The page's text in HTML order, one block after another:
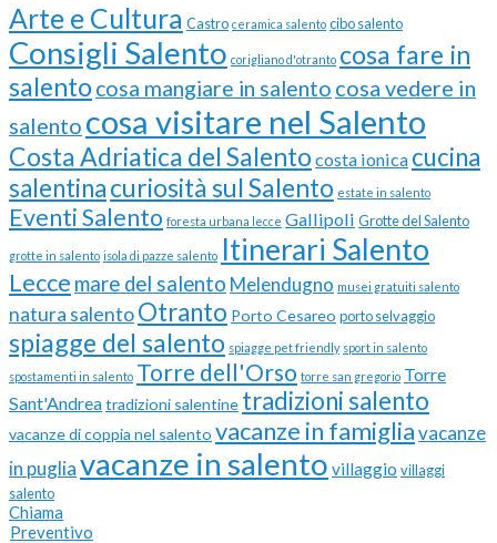
Arte e Cultura Castro ceramica salento cibo salento
Consigli Salento corigliano d'otranto cosa fare in
salentocosa mangiare in salento cosa vedere in
salento cosa visitare nel Salento
Costa Adriatica del Salento costa ionica cucina
salentinacuriosità sul Salento estate in salento
Eventi Salento foresta urbana lecce Gallipoli Grotte del Salento
grotte in salento isola di pazze salento Itinerari Salento
Lecce mare del salento Melendugno musei gratuiti salento
natura salentoOtranto Porto Cesareo porto selvaggio
spiagge del salento spiagge pet friendly sport in salento
spostamenti in salento Torre dell'Orso torre san gregorio Torre
Sant'Andreatradizioni salentine tradizioni salento
vacanze di coppia nel salento vacanze in famigliavacanze
in pugliavacanze in salento villaggio villaggi
salento
Chiama
Preventivo